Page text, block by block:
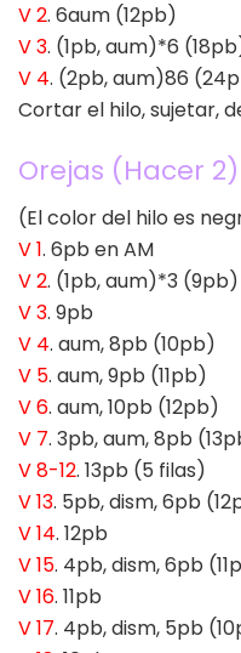
V 2. 6aum (12pb)
V 3. (1pb, aum)*6
V 4. (2pb, aum)86
Cortar el hilo, sujetar,
Orejas (Hacer 2)
(El color del hilo es
V 1. 6pb en AM
V 2. (1pb, aum)*3 (9pb)
V 3. 9pb
V 4. aum, 8pb (10pb)
V 5. aum, 9pb (11pb)
V 6. aum, 10pb (12pb)
V 7. 3pb, aum, 8pb
V 8-12. 13pb (5 filas)
V 13. 5pb, dism, 6pb
V 14. 12pb
V 15. 4pb, dism, 6pb
V 16. 11pb
V 17. 4pb, dism, 5pb